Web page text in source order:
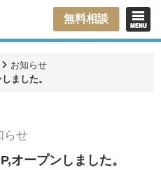
無料相談
お知らせ
ました。
らせ
オープンしました。